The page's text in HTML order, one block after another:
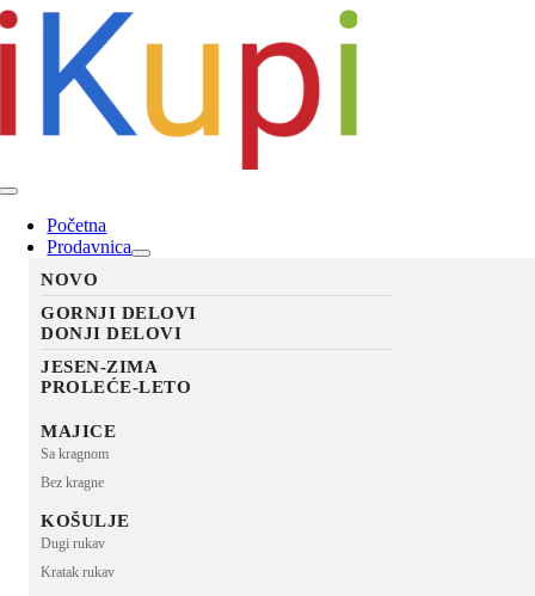
Skip
to
Toggle
NavigationPočetna
Prodavnica
NOVO
GORNJI DELOVI
DONJI DELOVI
JESEN-ZIMA
PROLEĆE-LETO
MAJICE
Sa kragnom
Bez kragne
KOŠULJE
Dugi rukav
Kratak rukav